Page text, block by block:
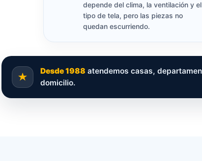
depende del clima, la ventilación y el
tipo de tela, pero las piezas no
quedan escurriendo.
Desde 1988 atendemos casas,
domicilio.